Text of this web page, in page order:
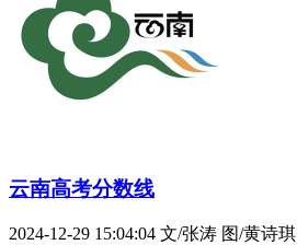
云南高考分数线
2024-12-29 15:04:04 文/张涛 图/黄诗琪